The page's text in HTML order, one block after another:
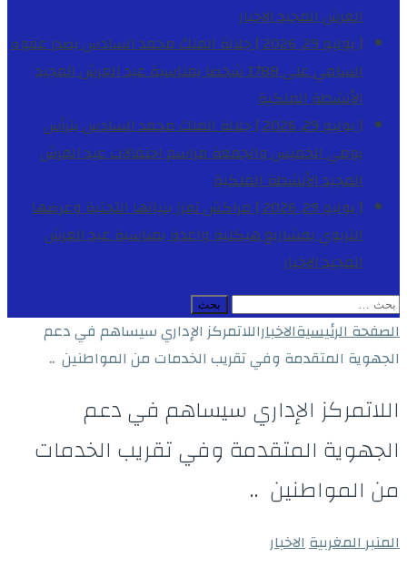
العرش المجيدالاخبار
[ يوليو 29, 2026 ]
جلالة الملك محمد السادس يصدر عفوه
السامي على 1788 شخصا بمناسبة عيد العرش المجيد
الأنشطة الملكية
[ يوليو 29, 2026 ]
جلالة الملك محمد السادس يترأس
يومي الخميس والجمعة مراسم احتفالات عيد العرش
المجيدالأنشطة الملكية
[ يوليو 29, 2026 ]
مراكش تعزز بنياتها التحتية وعرضها
التربوي بمشاريع هيكلية واعدة بمناسبة عيد العرش
المجيدالاخبار
البحث
عن:
الصفحة الرئيسيةالاخباراللاتمركز الإداري سيساهم في دعم
الجهوية المتقدمة وفي تقريب الخدمات من المواطنين ..
اللاتمركز الإداري سيساهم في دعم
الجهوية المتقدمة وفي تقريب الخدمات
من المواطنين ..
المنبر المغربيةالاخبار